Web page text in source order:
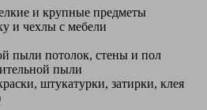
и крупные предметы
и чехлы с мебели
пыли потолок, стены и пол
пыли
штукатурки, затирки, клея